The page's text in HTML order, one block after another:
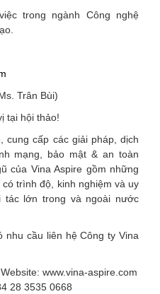
trong ngành Công nghệ
Trân Bùi)
tại hội thảo!
cung cấp các giải pháp, dịch
mạng, bảo mật & an toàn
của Vina Aspire gồm những
trình độ, kinh nghiệm và uy
lớn trong và ngoài nước
nhu cầu liên hệ Công ty Vina
www.vina-aspire.com
28 3535 0668